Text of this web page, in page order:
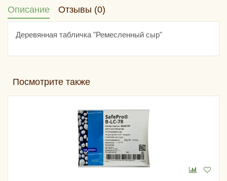
Описание Отзывы (0)
Деревянная табличка "Ремесленный сыр"
Посмотрите также